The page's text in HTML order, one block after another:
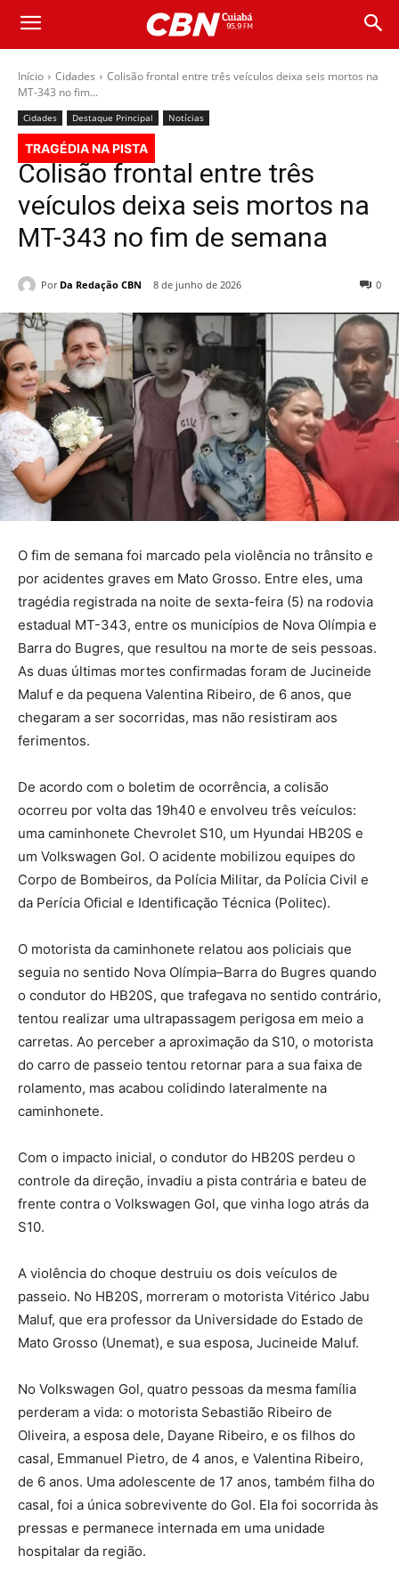
Início Cidades
Colisão frontal entre três veículos deixa seis mortos na
MT-343 no fim...
Cidades Destaque Principal Notícias
TRAGÉDIA NA PISTA
Colisão frontal entre três
veículos deixa seis mortos na
MT-343 no fim de semana
Por Da Redação CBN 8 de junho de 2026 0
O fim de semana foi marcado pela violência no trânsito e
por acidentes graves em Mato Grosso. Entre eles, uma
tragédia registrada na noite de sexta-feira (5) na rodovia
estadual MT-343, entre os municípios de Nova Olímpia e
Barra do Bugres, que resultou na morte de seis pessoas.
As duas últimas mortes confirmadas foram de Jucineide
Maluf e da pequena Valentina Ribeiro, de 6 anos, que
chegaram a ser socorridas, mas não resistiram aos
ferimentos.
De acordo com o boletim de ocorrência, a colisão
ocorreu por volta das 19h40 e envolveu três veículos:
uma caminhonete Chevrolet S10, um Hyundai HB20S e
um Volkswagen Gol. O acidente mobilizou equipes do
Corpo de Bombeiros, da Polícia Militar, da Polícia Civil e
da Perícia Oficial e Identificação Técnica (Politec).
O motorista da caminhonete relatou aos policiais que
seguia no sentido Nova Olímpia–Barra do Bugres quando
o condutor do HB20S, que trafegava no sentido contrário,
tentou realizar uma ultrapassagem perigosa em meio a
carretas. Ao perceber a aproximação da S10, o motorista
do carro de passeio tentou retornar para a sua faixa de
rolamento, mas acabou colidindo lateralmente na
caminhonete.
Com o impacto inicial, o condutor do HB20S perdeu o
controle da direção, invadiu a pista contrária e bateu de
frente contra o Volkswagen Gol, que vinha logo atrás da
S10.
A violência do choque destruiu os dois veículos de
passeio. No HB20S, morreram o motorista Vitérico Jabu
Maluf, que era professor da Universidade do Estado de
Mato Grosso (Unemat), e sua esposa, Jucineide Maluf.
No Volkswagen Gol, quatro pessoas da mesma família
perderam a vida: o motorista Sebastião Ribeiro de
Oliveira, a esposa dele, Dayane Ribeiro, e os filhos do
casal, Emmanuel Pietro, de 4 anos, e Valentina Ribeiro,
de 6 anos. Uma adolescente de 17 anos, também filha do
casal, foi a única sobrevivente do Gol. Ela foi socorrida às
pressas e permanece internada em uma unidade
hospitalar da região.